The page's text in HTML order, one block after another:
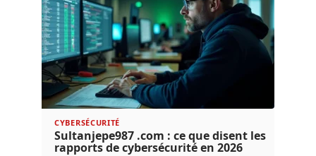
CYBERSÉCURITÉ
Sultanjepe987 .com : ce que disent les
rapports de cybersécurité en 2026